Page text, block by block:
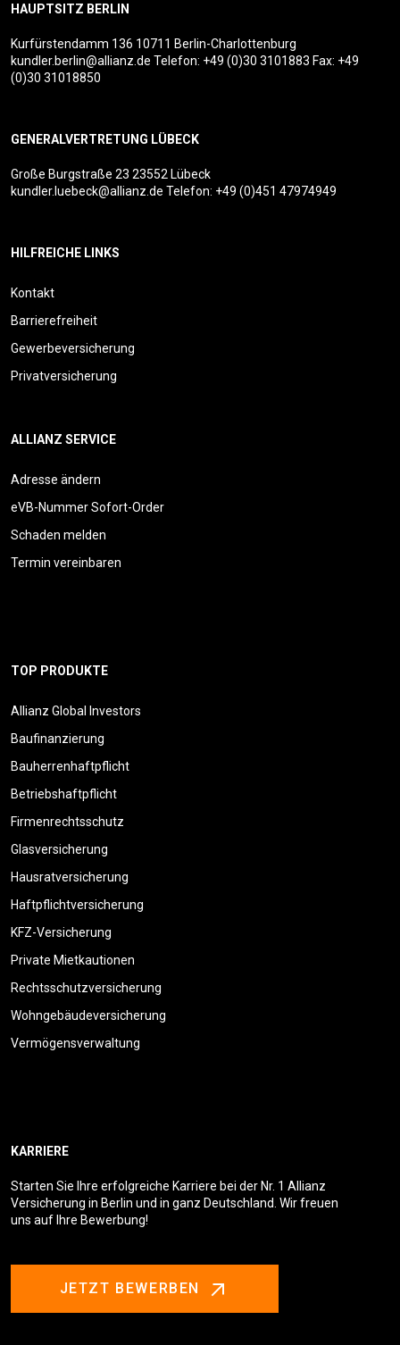
HAUPTSITZ BERLIN
Kurfürstendamm 136 10711 Berlin-Charlottenburg
kundler.berlin@allianz.de Telefon: +49 (0)30 3101883 Fax: +49
(0)30 31018850
GENERALVERTRETUNG LÜBECK
Große Burgstraße 23 23552 Lübeck
kundler.luebeck@allianz.de Telefon: +49 (0)451 47974949
HILFREICHE LINKS
Kontakt
Barrierefreiheit
Gewerbeversicherung
Privatversicherung
ALLIANZ SERVICE
Adresse ändern
eVB-Nummer Sofort-Order
Schaden melden
Termin vereinbaren
TOP PRODUKTE
Allianz Global Investors
Baufinanzierung
Bauherrenhaftpflicht
Betriebshaftpflicht
Firmenrechtsschutz
Glasversicherung
Hausratversicherung
Haftpflichtversicherung
KFZ-Versicherung
Private Mietkautionen
Rechtsschutzversicherung
Wohngebäudeversicherung
Vermögensverwaltung
KARRIERE
Starten Sie Ihre erfolgreiche Karriere bei der Nr. 1 Allianz
Versicherung in Berlin und in ganz Deutschland. Wir freuen
uns auf Ihre Bewerbung!
JETZT BEWERBEN